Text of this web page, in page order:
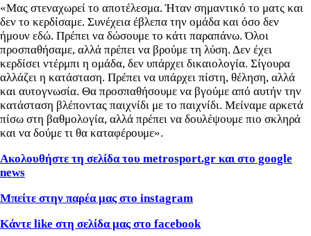
«Μας στεναχωρεί το αποτέλεσμα. Ήταν σημαντικό το ματς και
δεν το κερδίσαμε. Συνέχεια έβλεπα την ομάδα και όσο δεν
ήμουν εδώ. Πρέπει να δώσουμε το κάτι παραπάνω. Όλοι
προσπαθήσαμε, αλλά πρέπει να βρούμε τη λύση. Δεν έχει
κερδίσει ντέρμπι η ομάδα, δεν υπάρχει δικαιολογία. Σίγουρα
αλλάζει η κατάσταση. Πρέπει να υπάρχει πίστη, θέληση, αλλά
και αυτογνωσία. Θα προσπαθήσουμε να βγούμε από αυτήν την
κατάσταση βλέποντας παιχνίδι με το παιχνίδι. Μείναμε αρκετά
πίσω στη βαθμολογία, αλλά πρέπει να δουλέψουμε πιο σκληρά
και να δούμε τι θα καταφέρουμε».
Ακολουθήστε τη σελίδα του metrosport.gr και στο google
news
Μπείτε στην παρέα μας στο instagram
Κάντε like στη σελίδα μας στο facebook